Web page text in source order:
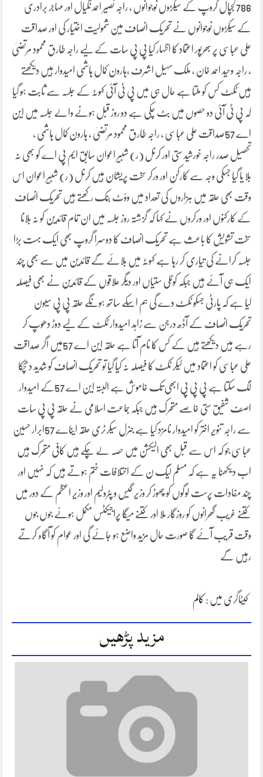
786لجپال گروپ کے سیکڑوں نوجوانوں ، راجہ نصیر احمد نگیال اور مہاجر برادری
کے سیکڑوں نوجوانوں نے تحریک انصاف مین شمولیت اختیار کی اور صداقت
علی عباسی پر بھرپور اعتماد کا اظہار کیا پی پی سات کے لیے راجہ طارق محمود مرتضیٰ
، راجہ وحید احمد خان ، ملک سہیل اشرف ،ہارون کمال ہاشمی امیدوار ہیں دیکھتے
ہیں ٹکٹ کس کو ملتا ہے حال ہی میں پی ٹی آئی کہوٹہ کے جلسہ سے ثابت ہو گیا
کہ پی ٹی آئی دو حصوں میں بٹ چکی ہے دو روز قبل ہونے والے جلسہ میں این
اے 57صداقت علی عباسی ، راجہ طارق محمود مرتضیٰ ، ہارون کمال ہاشمی ،
تحصیل صدر راجہ خورشید ستی اور کرنل (ر) شبیر اعوان سابق ایم پی اے کو بھی نہ
بلا یا گیا جسکی وجہ سے کارکن اور ورکر سخت پریشان ہیں کرنل (ر) شبیر اعوان اس
وقت بھی حلقہ میں ہزاروں کی تعداد میں وؤٹ بنک رکھتے ہیں تحریک انصاف
کے کارکنوں اور ورکروں نے کہا کہ گزشتہ روز جلسہ میں ان تمام قائدین کو نہ بلانا
سخت تشویش کا باعث ہے تحریک انصاف کا دوسرا گروپ بھی ایک بہت بڑا
جلسہ کرانے کی تیاری کر رہا ہے کہوٹہ میں بلائے گے قائدین میں سے بھی چند
ایک ہی آئے ہیں جبکہ کوٹلی ستیاں اور دیگر علاقوں کے قائدین نے بھی فیصلہ
کیا ہے کہ پارٹی جسکو ٹکٹ دے گی ہم اسکے ساتھ ہونگے حلقہ پی پی سیون
تحریک انصاف کے آڈھ درجن سے زاہد امیدوار ٹکٹ کے لیے دوڑ دھوپ کر
رہے ہیں دیکھتے ہیں کے کس کا نام آتا ہے حلقہ این اے 57میں اگر صداقت
علی عباسی کو اعتماد میں لیکر ٹکٹ کا فیصلہ نہ کیا گیا تو تحریک انصاف کو شدید دھچکا
لگ سکتا ہے پی پی پی ابھی تک خاموش ہے البتہ این اے 57کے امیدوار
اصف شفیق ستی خاصے متحرک ہیں جبکہ جماعت اسلامی نے حلقہ پی پی سات
سے راجہ تنویر اختر کو امیدوار نامزد کیا ہے جنرل سیکرٹری حلقہ ایناے 57ابرار حسین
عباسی جو کہ اس سے قبل بھی الیکشن میں حصہ لے چکے ہیں کافی متحرک ہیں
اب دیکھنا یہ ہے کہ مسلم لیگ ن کے اختلافات ختم ہوتے ہیں کہ نہیں اور
چند مفادات پرست لوگوں کو چھوڑ کر وزیر گیس و پٹرولیم اور وزیر اعظم کے دور میں
کتنے غریب گھرانوں کو روزگار ملا اور کتنے میگا پراجیکٹس مکمل ہوئے جوں جوں
وقت قریب آئے گا صورت حال مزید واضع ہو جائے گی اور عوام کو آگاہ کرتے
رہیں گے
کیٹاگری میں : کالم
مزید پڑھیں